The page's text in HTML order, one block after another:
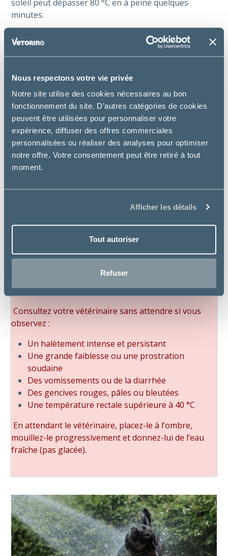
Nous respectons votre vie privée
Notre site utilise des cookies nécessaires au bon
fonctionnement du site. D’autres catégories de cookies
peuvent être utilisées pour personnaliser votre
expérience, diffuser des offres commerciales
personnalisées ou réaliser des analyses pour optimiser
notre offre. Votre consentement peut être retiré à tout
moment.
Afficher les détails
Tout autoriser
Refuser
soleil peut dépasser 80 °C en à peine quelques
minutes.
C’est une urgence vitale qui peut arriver très vite. Si
vous ne pouvez pas emmener votre animal avec vous
à votre destination, laissez-le à la maison.
Rafraîchissez-le avec douceur
Mouillez ses pattes, son ventre et ses oreilles avec un
linge humide, ce sont les zones où la chaleur se
dissipe le mieux.
Évitez de le plonger directement dans l’eau froide
pour ne pas provoquer de choc thermique.
Reconnaître un coup de chaleur
Un coup de chaleur n’est pas à prendre à la légère,
c’est une urgence vitale.
Consultez votre vétérinaire sans attendre si vous
observez :
Un halètement intense et persistant
Une grande faiblesse ou une prostration
soudaine
Des vomissements ou de la diarrhée
Des gencives rouges, pâles ou bleutées
Une température rectale supérieure à 40 °C
En attendant le vétérinaire, placez-le à l’ombre,
mouillez-le progressivement et donnez-lui de l’eau
fraîche (pas glacée).